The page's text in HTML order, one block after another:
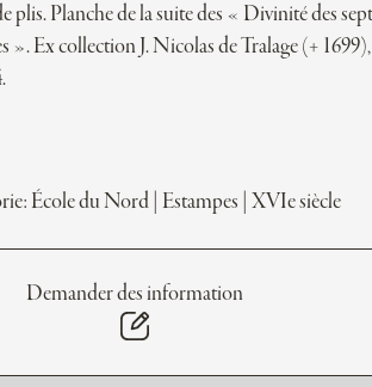
plis. Planche de la suite des « Divinité des
». Ex collection J. Nicolas de Tralage (+
École du Nord Estampes |XVIe siècle
Demander des information